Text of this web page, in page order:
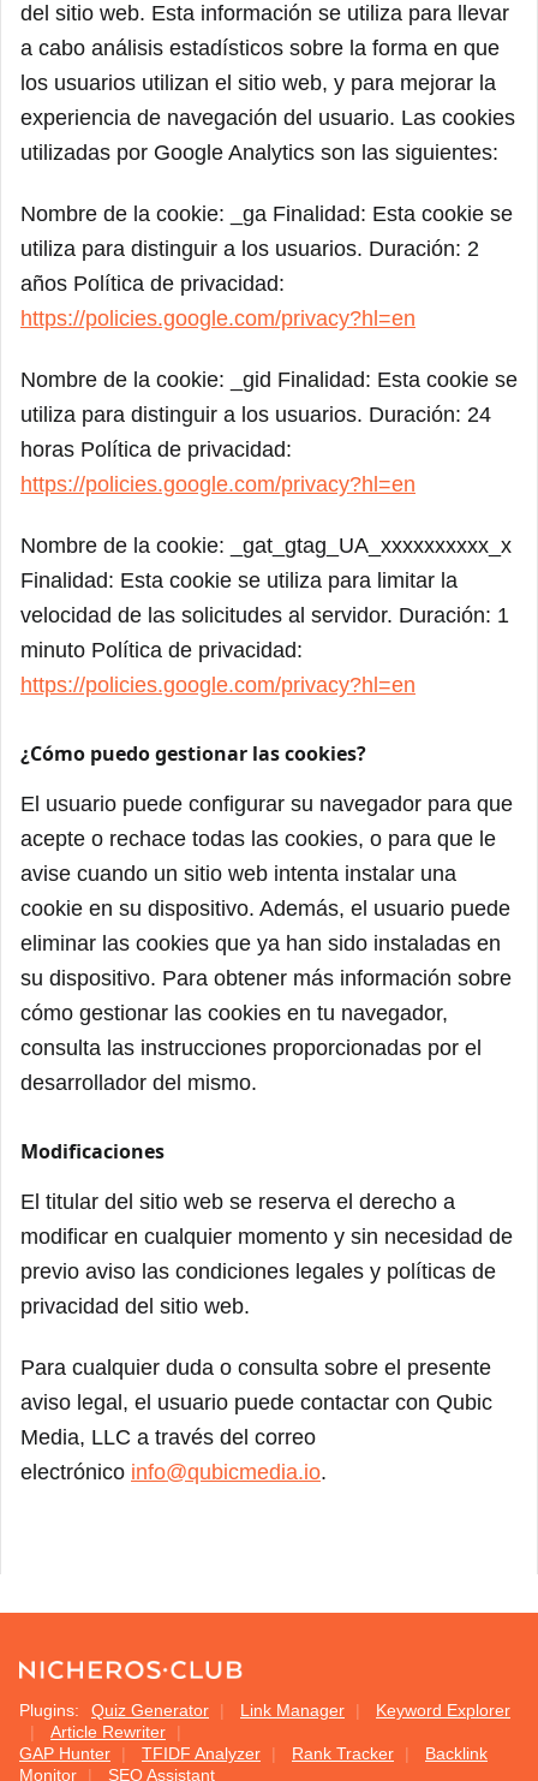
del sitio web. Esta información se utiliza para llevar
a cabo análisis estadísticos sobre la forma en que
los usuarios utilizan el sitio web, y para mejorar la
experiencia de navegación del usuario. Las cookies
utilizadas por Google Analytics son las siguientes:
Nombre de la cookie: _ga Finalidad: Esta cookie se
utiliza para distinguir a los usuarios. Duración: 2
años Política de privacidad:
https://policies.google.com/privacy?hl=en
Nombre de la cookie: _gid Finalidad: Esta cookie se
utiliza para distinguir a los usuarios. Duración: 24
horas Política de privacidad:
https://policies.google.com/privacy?hl=en
Nombre de la cookie: _gat_gtag_UA_xxxxxxxxxx_x
Finalidad: Esta cookie se utiliza para limitar la
velocidad de las solicitudes al servidor. Duración: 1
minuto Política de privacidad:
https://policies.google.com/privacy?hl=en
¿Cómo puedo gestionar las cookies?
El usuario puede configurar su navegador para que
acepte o rechace todas las cookies, o para que le
avise cuando un sitio web intenta instalar una
cookie en su dispositivo. Además, el usuario puede
eliminar las cookies que ya han sido instaladas en
su dispositivo. Para obtener más información sobre
cómo gestionar las cookies en tu navegador,
consulta las instrucciones proporcionadas por el
desarrollador del mismo.
Modificaciones
El titular del sitio web se reserva el derecho a
modificar en cualquier momento y sin necesidad de
previo aviso las condiciones legales y políticas de
privacidad del sitio web.
Para cualquier duda o consulta sobre el presente
aviso legal, el usuario puede contactar con Qubic
Media, LLC a través del correo
electrónico info@qubicmedia.io.
Plugins: Quiz Generator Link Manager
Keyword Explorer
Article Rewriter
GAP Hunter
TFIDF Analyzer Rank Tracker
Backlink
Monitor
SEO Assistant